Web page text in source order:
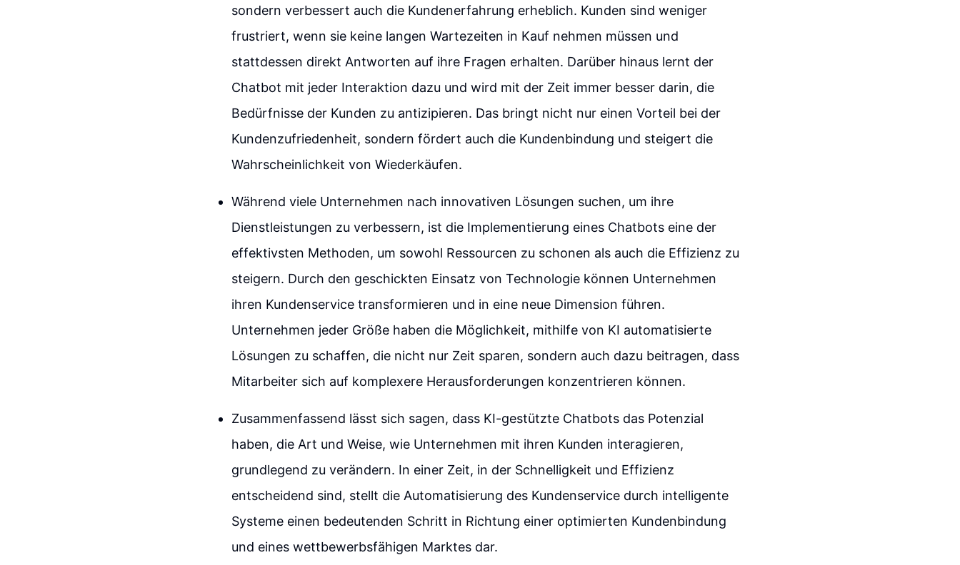
sondern verbessert auch die Kundenerfahrung erheblich. Kunden sind weniger
frustriert, wenn sie keine langen Wartezeiten in Kauf nehmen müssen und
stattdessen direkt Antworten auf ihre Fragen erhalten. Darüber hinaus lernt der
Chatbot mit jeder Interaktion dazu und wird mit der Zeit immer besser darin, die
Bedürfnisse der Kunden zu antizipieren. Das bringt nicht nur einen Vorteil bei der
Kundenzufriedenheit, sondern fördert auch die Kundenbindung und steigert die
Wahrscheinlichkeit von Wiederkäufen.
Während viele Unternehmen nach innovativen Lösungen suchen, um ihre
Dienstleistungen zu verbessern, ist die Implementierung eines Chatbots eine der
effektivsten Methoden, um sowohl Ressourcen zu schonen als auch die Effizienz zu
steigern. Durch den geschickten Einsatz von Technologie können Unternehmen
ihren Kundenservice transformieren und in eine neue Dimension führen.
Unternehmen jeder Größe haben die Möglichkeit, mithilfe von KI automatisierte
Lösungen zu schaffen, die nicht nur Zeit sparen, sondern auch dazu beitragen, dass
Mitarbeiter sich auf komplexere Herausforderungen konzentrieren können.
Zusammenfassend lässt sich sagen, dass KI-gestützte Chatbots das Potenzial
haben, die Art und Weise, wie Unternehmen mit ihren Kunden interagieren,
grundlegend zu verändern. In einer Zeit, in der Schnelligkeit und Effizienz
entscheidend sind, stellt die Automatisierung des Kundenservice durch intelligente
Systeme einen bedeutenden Schritt in Richtung einer optimierten Kundenbindung
und eines wettbewerbsfähigen Marktes dar.